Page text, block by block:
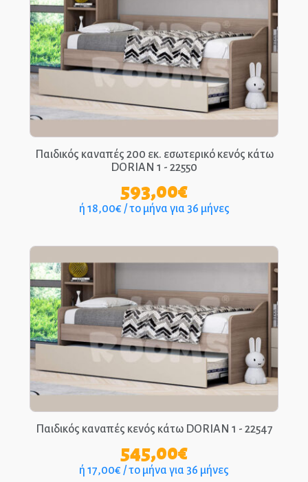
Παιδικός καναπές 200 εκ. εσωτερικό κενός κάτω
DORIAN 1 - 22550
593,00€
ή 18,00€ / το μήνα για 36 μήνες
Παιδικός καναπές κενός κάτω DORIAN 1 - 22547
545,00€
ή 17,00€ / το μήνα για 36 μήνες